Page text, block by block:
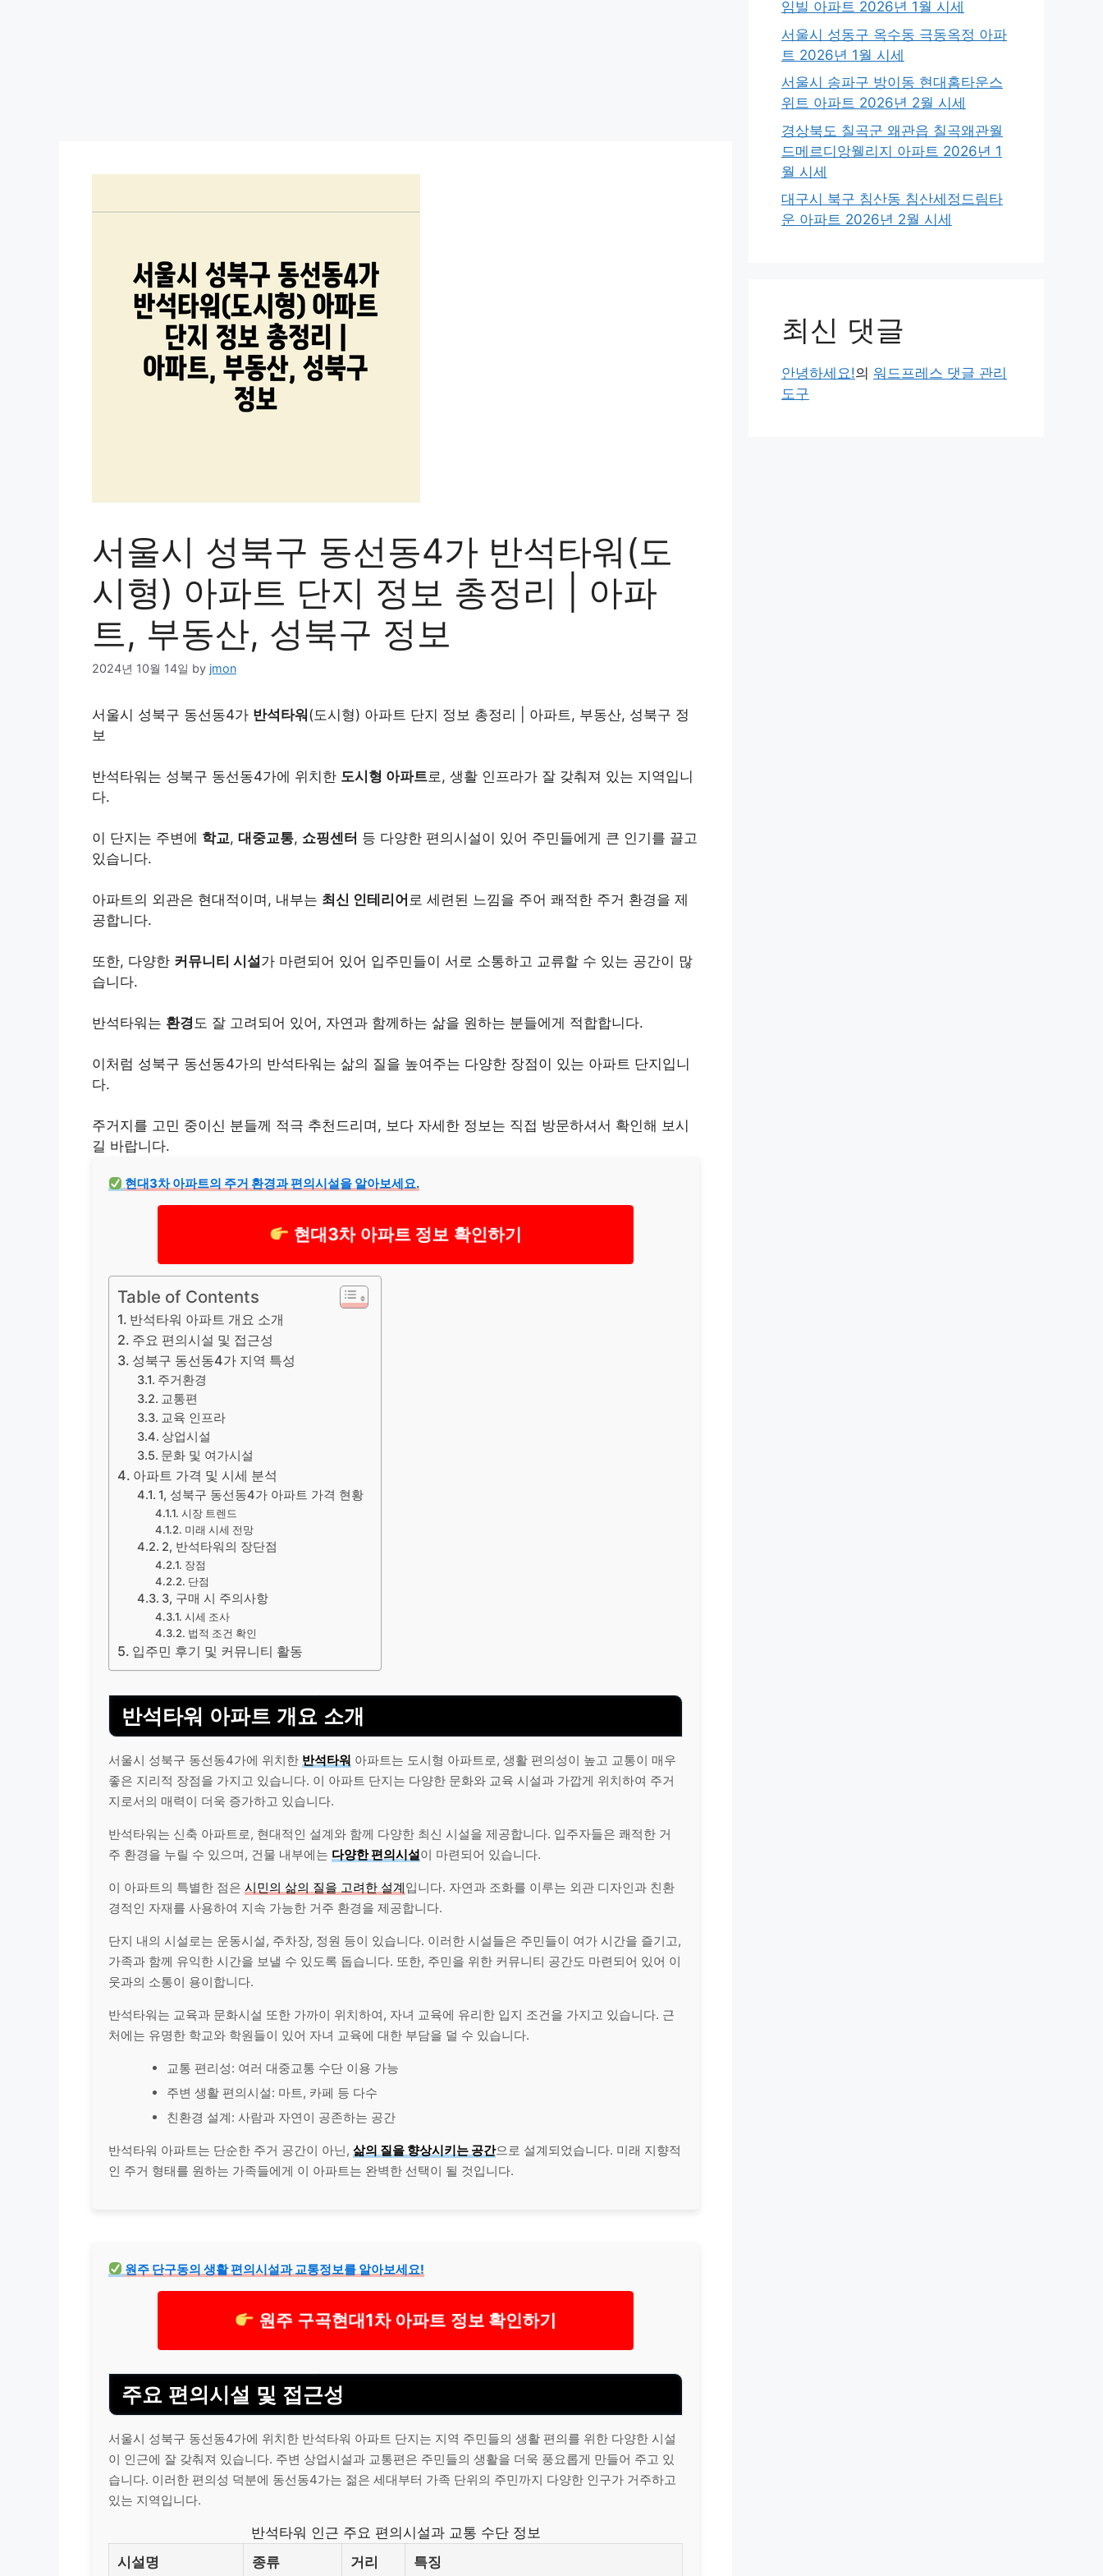
서울시 성북구 동선동4가 반석타워(도
시형) 아파트 단지 정보 총정리 | 아파
트, 부동산, 성북구 정보
2024년 10월 14일 by jmon
서울시 성북구 동선동4가 반석타워 (도시형) 아파트 단지 정보 총정리 | 아파트, 부동산, 성북구 정
보
반석타워는 성북구 동선동4가에 위치한 도시형 아파트로, 생활 인프라가 잘 갖춰져 있는 지역입니
다.
이 단지는 주변에 학교, 대중교통, 쇼핑센터 등 다양한 편의시설이 있어 주민들에게 큰 인기를 끌고
있습니다.
아파트의 외관은 현대적이며, 내부는 최신 인테리어 로 세련된 느낌을 주어 쾌적한 주거 환경을 제
공합니다.
또한, 다양한 커뮤니티 시설가 마련되어 있어 입주민들이 서로 소통하고 교류할 수 있는 공간이 많
습니다.
반석타워는 환경도 잘 고려되어 있어, 자연과 함께하는 삶을 원하는 분들에게 적합합니다.
이처럼 성북구 동선동4가의 반석타워는 삶의 질을 높여주는 다양한 장점이 있는 아파트 단지입니
다.
주거지를 고민 중이신 분들께 적극 추천드리며, 보다 자세한 정보는 직접 방문하셔서 확인해 보시
길 바랍니다.
현대3차 아파트의 주거 환경과 편의시설을 알아보세요.
현대3차 아파트 정보 확인하기
Table of Contents
반석타워 아파트 개요 소개
주요 편의시설 및 접근성
성북구 동선동4가 지역 특성
주거환경
교통편
교육 인프라
상업시설
문화 및 여가시설
아파트 가격 및 시세 분석
1, 성북구 동선동4가 아파트 가격 현황
시장 트렌드
미래 시세 전망
2, 반석타워의 장단점
장점
단점
3, 구매 시 주의사항
시세 조사
법적 조건 확인
입주민 후기 및 커뮤니티 활동
반석타워 아파트 개요 소개
서울시 성북구 동선동4가에 위치한 반석타워 아파트는 도시형 아파트로, 생활 편의성이 높고 교통이 매우
좋은 지리적 장점을 가지고 있습니다. 이 아파트 단지는 다양한 문화와 교육 시설과 가깝게 위치하여 주거
지로서의 매력이 더욱 증가하고 있습니다.
반석타워는 신축 아파트로, 현대적인 설계와 함께 다양한 최신 시설을 제공합니다. 입주자들은 쾌적한 거
주 환경을 누릴 수 있으며, 건물 내부에는 다양한 편의시설이 마련되어 있습니다.
이 아파트의 특별한 점은 시민의 삶의 질을 고려한 설계입니다. 자연과 조화를 이루는 외관 디자인과 친환
경적인 자재를 사용하여 지속 가능한 거주 환경을 제공합니다.
단지 내의 시설로는 운동시설, 주차장, 정원 등이 있습니다. 이러한 시설들은 주민들이 여가 시간을 즐기고,
가족과 함께 유익한 시간을 보낼 수 있도록 돕습니다. 또한, 주민을 위한 커뮤니티 공간도 마련되어 있어 이
웃과의 소통이 용이합니다.
반석타워는 교육과 문화시설 또한 가까이 위치하여, 자녀 교육에 유리한 입지 조건을 가지고 있습니다. 근
처에는 유명한 학교와 학원들이 있어 자녀 교육에 대한 부담을 덜 수 있습니다.
교통 편리성: 여러 대중교통 수단 이용 가능
주변 생활 편의시설: 마트, 카페 등 다수
친환경 설계: 사람과 자연이 공존하는 공간
반석타워 아파트는 단순한 주거 공간이 아닌, 삶의 질을 향상시키는 공간으로 설계되었습니다. 미래 지향적
인 주거 형태를 원하는 가족들에게 이 아파트는 완벽한 선택이 될 것입니다.
원주 단구동의 생활 편의시설과 교통정보를 알아보세요!
원주 구곡현대1차 아파트 정보 확인하기
주요 편의시설 및 접근성
서울시 성북구 동선동4가에 위치한 반석타워 아파트 단지는 지역 주민들의 생활 편의를 위한 다양한 시설
이 인근에 잘 갖춰져 있습니다. 주변 상업시설과 교통편은 주민들의 생활을 더욱 풍요롭게 만들어 주고 있
습니다. 이러한 편의성 덕분에 동선동4가는 젊은 세대부터 가족 단위의 주민까지 다양한 인구가 거주하고
있는 지역입니다.
반석타워 인근 주요 편의시설과 교통 수단 정보
시설명
종류 거리 특징
임빌 아파트 2026년 1월 시세
서울시 성동구 옥수동 극동옥정 아파
트 2026년 1월 시세
서울시 송파구 방이동 현대홈타운스
위트 아파트 2026년 2월 시세
경상북도 칠곡군 왜관읍 칠곡왜관월
드메르디앙웰리지 아파트 2026년 1
월 시세
대구시 북구 침산동 침산세정드림타
운 아파트 2026년 2월 시세
최신 댓글
안녕하세요!의 워드프레스 댓글 관리
도구